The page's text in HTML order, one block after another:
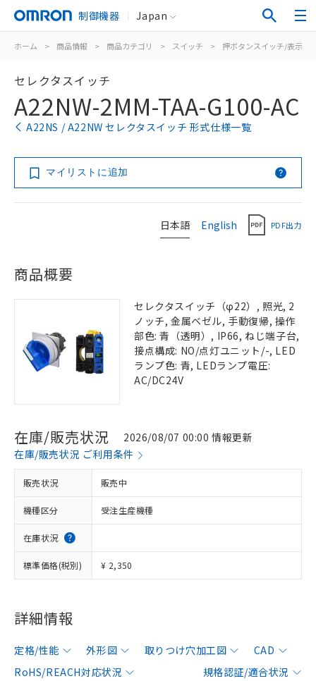
制御機器 Japan
ホーム > 商品情報 > 商品カテゴリ > スイッチ > 押ボタンスイッチ/表示灯
セレクタスイッチ
A22NW-2MM-TAA-G100-AC
A22NS / A22NW セレクタスイッチ 形式仕様一覧
マイリストに追加
日本語 English PDF出力
商品概要
セレクタスイッチ（φ22）, 照光, 2
ノッチ, 金属ベゼル, 手動復帰, 操作
部色: 青（透明）, IP66, ねじ端子台,
接点構成: NO/点灯ユニット/-, LED
ランプ色: 青, LEDランプ電圧:
AC/DC24V
在庫/販売状況
2026/08/07 00:00 情報更新
在庫/販売状況 ご利用条件
販売状況 販売中
機種区分 受注生産機種
在庫状況
標準価格(税別) ¥ 2,350
詳細情報
定格/性能 外形図 取りつけ穴加工図
CAD
RoHS/REACH対応状況
規格認証/適合状況